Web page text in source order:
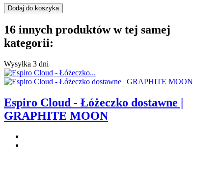
Dodaj do koszyka
16 innych produktów w tej samej
kategorii:
Wysyłka 3 dni
Espiro Cloud - Łóżeczko dostawne |
GRAPHITE MOON